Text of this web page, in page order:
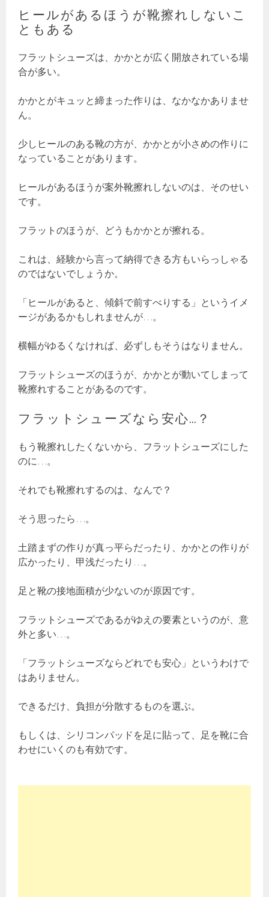
ヒールがあるほうが靴擦れしないこ
ともある
フラットシューズは、かかとが広く開放されている場
合が多い。
かかとがキュッと締まった作りは、なかなかありませ
ん。
少しヒールのある靴の方が、かかとが小さめの作りに
なっていることがあります。
ヒールがあるほうが案外靴擦れしないのは、そのせい
です。
フラットのほうが、どうもかかとが擦れる。
これは、経験から言って納得できる方もいらっしゃる
のではないでしょうか。
「ヒールがあると、傾斜で前すべりする」というイメ
ージがあるかもしれませんが…。
横幅がゆるくなければ、必ずしもそうはなりません。
フラットシューズのほうが、かかとが動いてしまって
靴擦れすることがあるのです。
フラットシューズなら安心…？
もう靴擦れしたくないから、フラットシューズにした
のに…。
それでも靴擦れするのは、なんで？
そう思ったら…。
土踏まずの作りが真っ平らだったり、かかとの作りが
広かったり、甲浅だったり…。
足と靴の接地面積が少ないのが原因です。
フラットシューズであるがゆえの要素というのが、意
外と多い…。
「フラットシューズならどれでも安心」というわけで
はありません。
できるだけ、負担が分散するものを選ぶ。
もしくは、シリコンパッドを足に貼って、足を靴に合
わせにいくのも有効です。